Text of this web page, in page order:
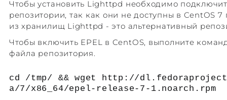
Чтобы установить Lighttpd необходимо
репозитории, так как они не доступны в CentOS
из хранилищ Lighttpd - это альтернативный
Чтобы включить EPEL в CentOS, выполните
файла репозитория.
cd /tmp/ && wget http://
a/7/x86_64/epel-release-7-1.noarch.rpm